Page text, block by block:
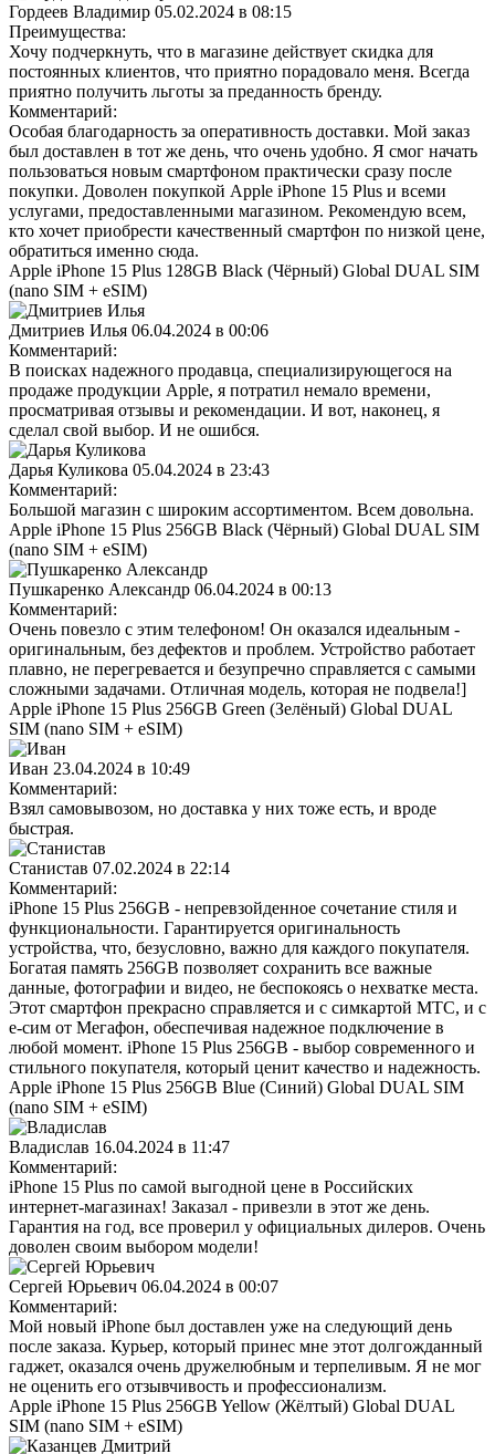
Гордеев Владимир 05.02.2024 в 08:15
Преимущества:
Хочу подчеркнуть, что в магазине действует скидка для
постоянных клиентов, что приятно порадовало меня. Всегда
приятно получить льготы за преданность бренду.
Комментарий:
Особая благодарность за оперативность доставки. Мой заказ
был доставлен в тот же день, что очень удобно. Я смог начать
пользоваться новым смартфоном практически сразу после
покупки. Доволен покупкой Apple iPhone 15 Plus и всеми
услугами, предоставленными магазином. Рекомендую всем,
кто хочет приобрести качественный смартфон по низкой цене,
обратиться именно сюда.
Apple iPhone 15 Plus 128GB Black (Чёрный) Global DUAL SIM
(nano SIM + eSIM)
Дмитриев Илья 06.04.2024 в 00:06
Комментарий:
В поисках надежного продавца, специализирующегося на
продаже продукции Apple, я потратил немало времени,
просматривая отзывы и рекомендации. И вот, наконец, я
сделал свой выбор. И не ошибся.
Дарья Куликова 05.04.2024 в 23:43
Комментарий:
Большой магазин с широким ассортиментом. Всем довольна.
Apple iPhone 15 Plus 256GB Black (Чёрный) Global DUAL SIM
(nano SIM + eSIM)
Пушкаренко Александр 06.04.2024 в 00:13
Комментарий:
Очень повезло с этим телефоном! Он оказался идеальным -
оригинальным, без дефектов и проблем. Устройство работает
плавно, не перегревается и безупречно справляется с самыми
сложными задачами. Отличная модель, которая не подвела!]
Apple iPhone 15 Plus 256GB Green (Зелёный) Global DUAL
SIM (nano SIM + eSIM)
Иван 23.04.2024 в 10:49
Комментарий:
Взял самовывозом, но доставка у них тоже есть, и вроде
быстрая.
Станистав 07.02.2024 в 22:14
Комментарий:
iPhone 15 Plus 256GB - непревзойденное сочетание стиля и
функциональности. Гарантируется оригинальность
устройства, что, безусловно, важно для каждого покупателя.
Богатая память 256GB позволяет сохранить все важные
данные, фотографии и видео, не беспокоясь о нехватке места.
Этот смартфон прекрасно справляется и с симкартой МТС, и с
е-сим от Мегафон, обеспечивая надежное подключение в
любой момент. iPhone 15 Plus 256GB - выбор современного и
стильного покупателя, который ценит качество и надежность.
Apple iPhone 15 Plus 256GB Blue (Синий) Global DUAL SIM
(nano SIM + eSIM)
Владислав 16.04.2024 в 11:47
Комментарий:
iPhone 15 Plus по самой выгодной цене в Российских
интернет-магазинах! Заказал - привезли в этот же день.
Гарантия на год, все проверил у официальных дилеров. Очень
доволен своим выбором модели!
Сергей Юрьевич 06.04.2024 в 00:07
Комментарий:
Мой новый iPhone был доставлен уже на следующий день
после заказа. Курьер, который принес мне этот долгожданный
гаджет, оказался очень дружелюбным и терпеливым. Я не мог
не оценить его отзывчивость и профессионализм.
Apple iPhone 15 Plus 256GB Yellow (Жёлтый) Global DUAL
SIM (nano SIM + eSIM)